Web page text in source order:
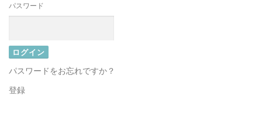
パスワード
パスワードをお忘れですか？
登録